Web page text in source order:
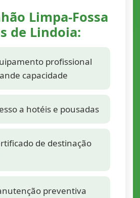
Limpa-Fossa
de Lindoia:
profissional
capacidade
a hotéis e pousadas
de destinação
preventiva